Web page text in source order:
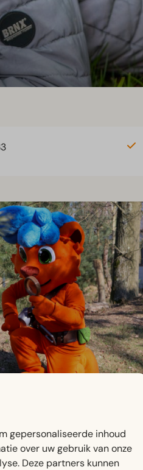
gepersonaliseerde inhoud
over uw gebruik van onze
Deze partners kunnen